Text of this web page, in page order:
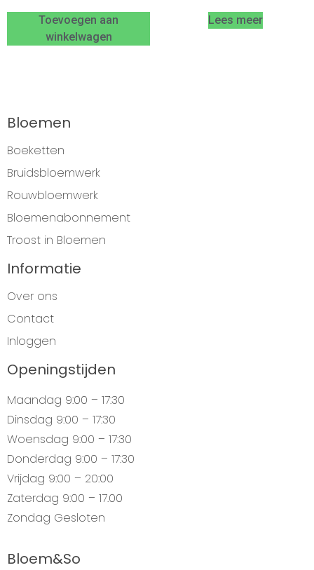
Toevoegen aan
winkelwagen
Lees meer
Bloemen
Boeketten
Bruidsbloemwerk
Rouwbloemwerk
Bloemenabonnement
Troost in Bloemen
Informatie
Over ons
Contact
Inloggen
Openingstijden
Maandag 9:00 – 17:30
Dinsdag 9:00 – 17:30
Woensdag 9:00 – 17:30
Donderdag 9:00 – 17:30
Vrijdag 9:00 – 20:00
Zaterdag 9:00 – 17.00
Zondag Gesloten
Bloem&So